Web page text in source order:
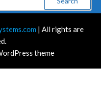
| All rights are
theme